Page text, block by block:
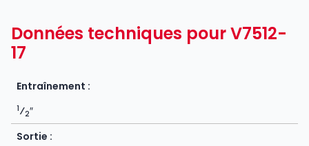
Données techniques pour V7512-
17
Entraînement :
1⁄2″
Sortie :